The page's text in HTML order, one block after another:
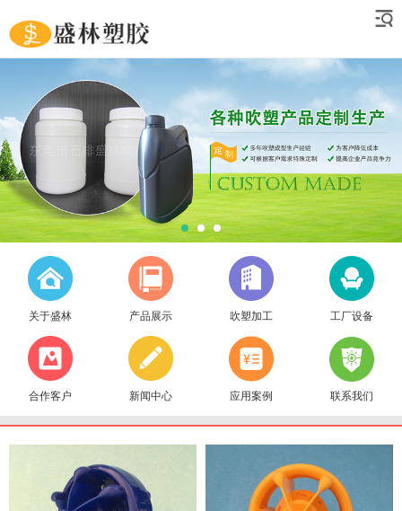
关于盛林 产品展示 吹塑加工 工厂设备
合作客户 新闻中心 应用案例 联系我们